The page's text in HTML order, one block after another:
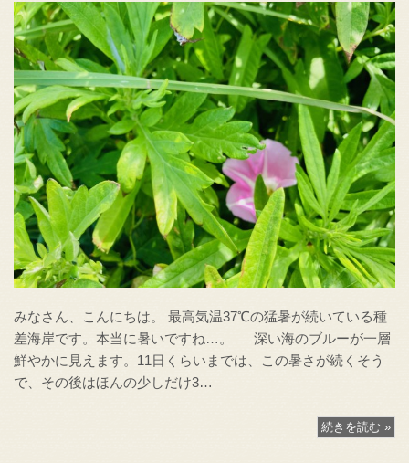
みなさん、こんにちは。 最高気温37℃の猛暑が続いている種
差海岸です。本当に暑いですね…。 深い海のブルーが一層
鮮やかに見えます。11日くらいまでは、この暑さが続くそう
で、その後はほんの少しだけ3…
続きを読む »